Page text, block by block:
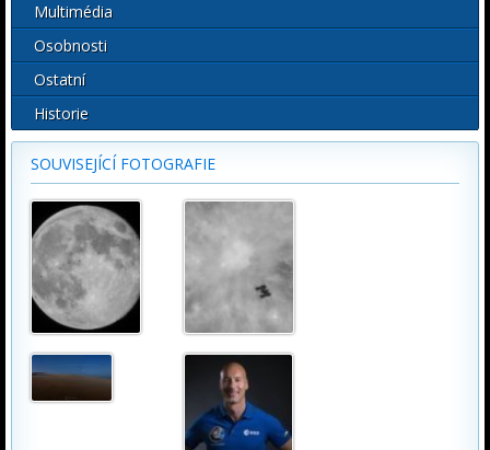
Multimédia
Osobnosti
Ostatní
Historie
SOUVISEJÍCÍ FOTOGRAFIE